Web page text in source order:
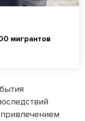
мигрантов